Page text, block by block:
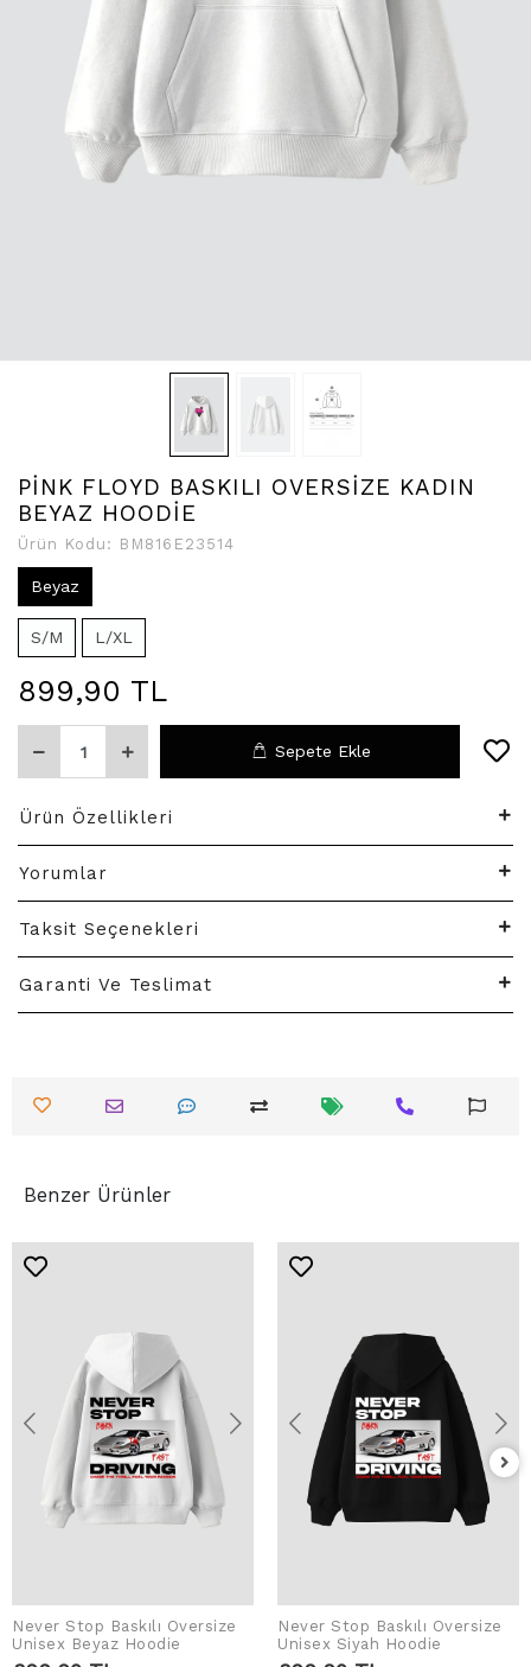
PİNK FLOYD BASKILI OVERSİZE KADIN
BEYAZ HOODİE
Ürün Kodu: BM816E23514
Beyaz
S/M L/XL
899,90 TL
Sepete Ekle
Ürün Özellikleri
Yorumlar
Taksit Seçenekleri
Garanti Ve Teslimat
Benzer Ürünler
SEPETE EKLE
Never Stop Baskılı Oversize
Unisex Beyaz Hoodie
SEPETE EKLE
Never Stop Baskılı Oversize
Unisex Siyah Hoodie